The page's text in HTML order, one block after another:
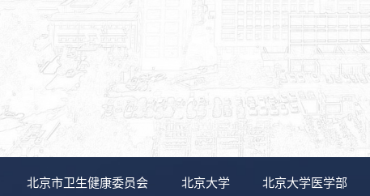
北京市卫生健康委员会 北京大学 北京大学医学部